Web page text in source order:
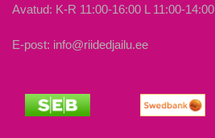
Avatud: K-R 11:00-16:00 L 11:00-14:00
E-post: info@riidedjailu.ee